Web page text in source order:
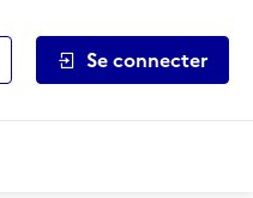
Se connecter